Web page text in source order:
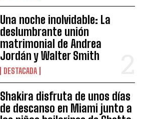
Una noche inolvidable: La
deslumbrante unión
matrimonial de Andrea
Jordán y Walter Smith
DESTACADA
Shakira disfruta de unos días
de descanso en Miami junto a